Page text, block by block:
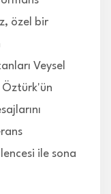
özel bir
Veysel
Öztürk'ün
ile sona